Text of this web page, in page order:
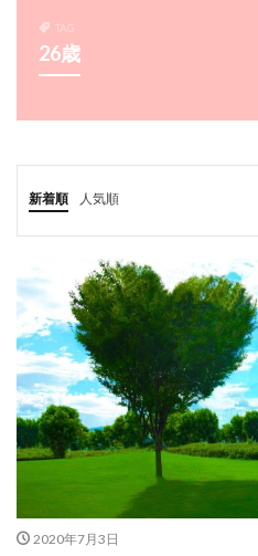
TAG
26歳
新着順 人気順
2020年7月3日